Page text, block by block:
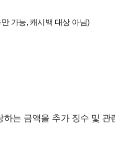
가능, 캐시백 대상 아님)
는 금액을 추가 징수 및 관